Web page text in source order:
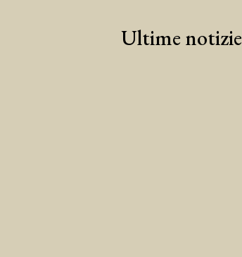
Ultime notizie